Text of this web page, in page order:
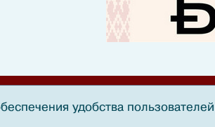
2010-2024
удобства